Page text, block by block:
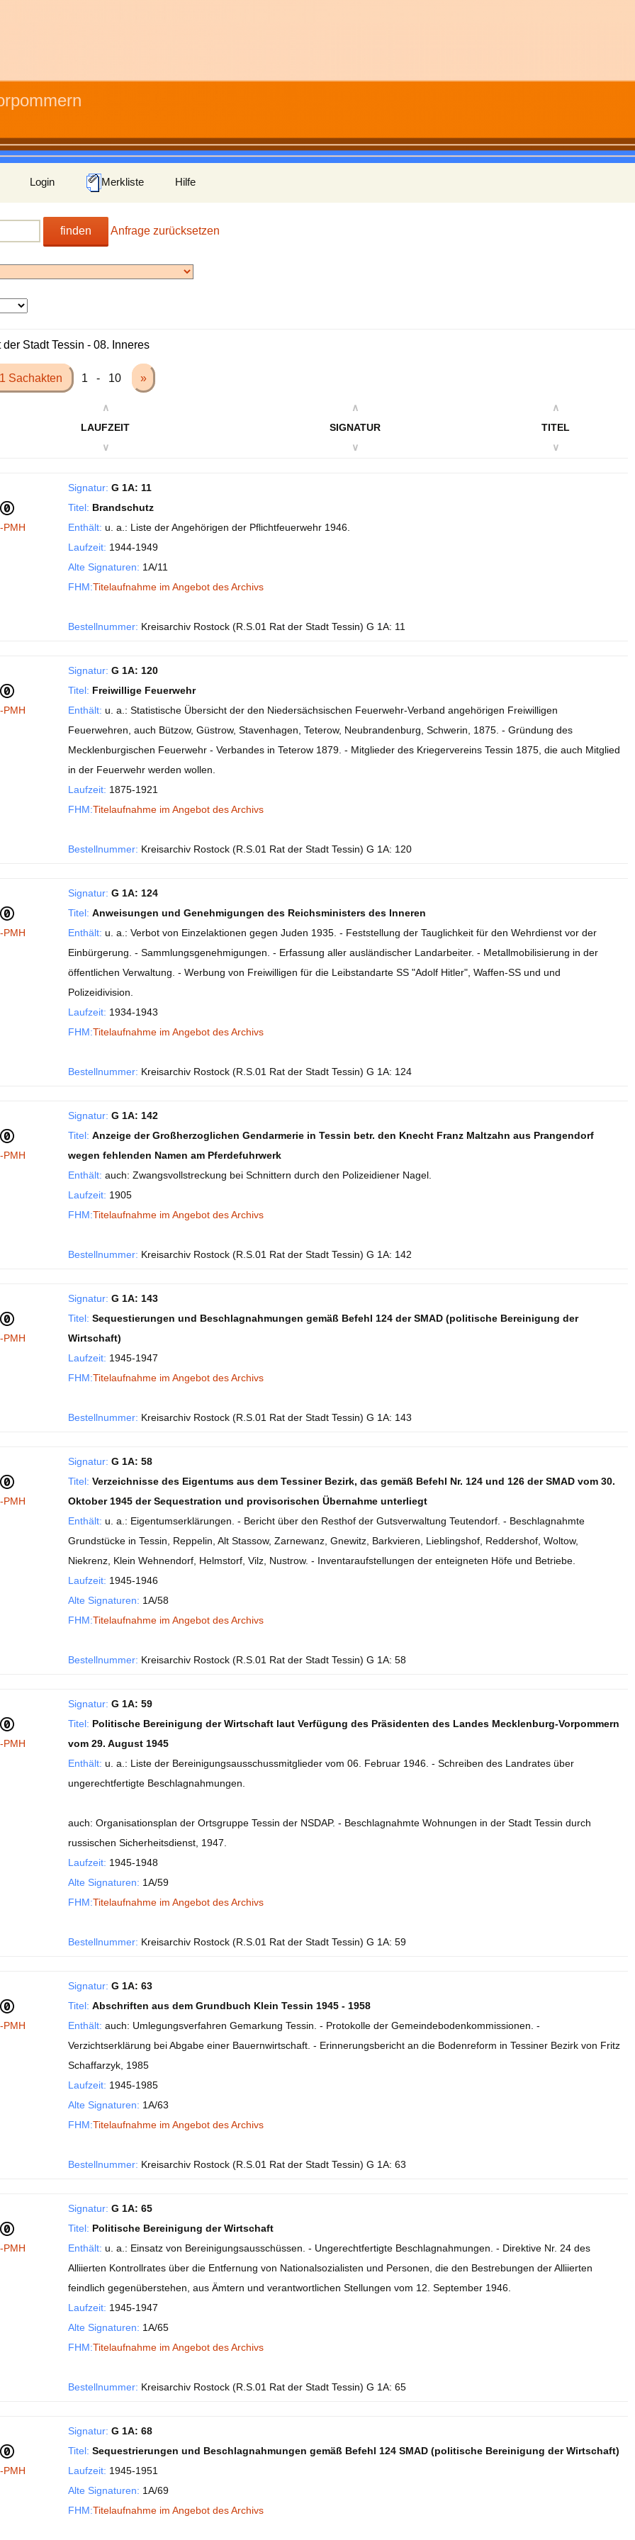
Login Merkliste Hilfe
finden Anfrage zurücksetzen
der Stadt Tessin - 08. Inneres
Sachakten 1 - 10 »
∧
LAUFZEIT
∨
∧
SIGNATUR
∨
∧
TITEL
∨
PMH
Signatur: G 1A: 11
Titel: Brandschutz
Enthält: u. a.: Liste der Angehörigen der Pflichtfeuerwehr 1946.
Laufzeit: 1944-1949
Alte Signaturen: 1A/11
FHM:Titelaufnahme im Angebot des Archivs
Bestellnummer: Kreisarchiv Rostock (R.S.01 Rat der Stadt Tessin) G 1A: 11
PMH
Signatur: G 1A: 120
Titel: Freiwillige Feuerwehr
Enthält: u. a.: Statistische Übersicht der den Niedersächsischen Feuerwehr-Verband angehörigen Freiwilligen
Feuerwehren, auch Bützow, Güstrow, Stavenhagen, Teterow, Neubrandenburg, Schwerin, 1875. - Gründung des
Mecklenburgischen Feuerwehr - Verbandes in Teterow 1879. - Mitglieder des Kriegervereins Tessin 1875, die auch Mitglied
in der Feuerwehr werden wollen.
Laufzeit: 1875-1921
FHM:Titelaufnahme im Angebot des Archivs
Bestellnummer: Kreisarchiv Rostock (R.S.01 Rat der Stadt Tessin) G 1A: 120
PMH
Signatur: G 1A: 124
Titel: Anweisungen und Genehmigungen des Reichsministers des Inneren
Enthält: u. a.: Verbot von Einzelaktionen gegen Juden 1935. - Feststellung der Tauglichkeit für den Wehrdienst vor der
Einbürgerung. - Sammlungsgenehmigungen. - Erfassung aller ausländischer Landarbeiter. - Metallmobilisierung in der
öffentlichen Verwaltung. - Werbung von Freiwilligen für die Leibstandarte SS "Adolf Hitler", Waffen-SS und und
Polizeidivision.
Laufzeit: 1934-1943
FHM:Titelaufnahme im Angebot des Archivs
Bestellnummer: Kreisarchiv Rostock (R.S.01 Rat der Stadt Tessin) G 1A: 124
PMH
Signatur: G 1A: 142
Titel: Anzeige der Großherzoglichen Gendarmerie in Tessin betr. den Knecht Franz Maltzahn aus Prangendorf
wegen fehlenden Namen am Pferdefuhrwerk
Enthält: auch: Zwangsvollstreckung bei Schnittern durch den Polizeidiener Nagel.
Laufzeit: 1905
FHM:Titelaufnahme im Angebot des Archivs
Bestellnummer: Kreisarchiv Rostock (R.S.01 Rat der Stadt Tessin) G 1A: 142
PMH
Signatur: G 1A: 143
Titel: Sequestierungen und Beschlagnahmungen gemäß Befehl 124 der SMAD (politische Bereinigung der
Wirtschaft)
Laufzeit: 1945-1947
FHM:Titelaufnahme im Angebot des Archivs
Bestellnummer: Kreisarchiv Rostock (R.S.01 Rat der Stadt Tessin) G 1A: 143
PMH
Signatur: G 1A: 58
Titel: Verzeichnisse des Eigentums aus dem Tessiner Bezirk, das gemäß Befehl Nr. 124 und 126 der SMAD vom 30.
Oktober 1945 der Sequestration und provisorischen Übernahme unterliegt
Enthält: u. a.: Eigentumserklärungen. - Bericht über den Resthof der Gutsverwaltung Teutendorf. - Beschlagnahmte
Grundstücke in Tessin, Reppelin, Alt Stassow, Zarnewanz, Gnewitz, Barkvieren, Lieblingshof, Reddershof, Woltow,
Niekrenz, Klein Wehnendorf, Helmstorf, Vilz, Nustrow. - Inventaraufstellungen der enteigneten Höfe und Betriebe.
Laufzeit: 1945-1946
Alte Signaturen: 1A/58
FHM:Titelaufnahme im Angebot des Archivs
Bestellnummer: Kreisarchiv Rostock (R.S.01 Rat der Stadt Tessin) G 1A: 58
PMH
Signatur: G 1A: 59
Titel: Politische Bereinigung der Wirtschaft laut Verfügung des Präsidenten des Landes Mecklenburg-Vorpommern
vom 29. August 1945
Enthält: u. a.: Liste der Bereinigungsausschussmitglieder vom 06. Februar 1946. - Schreiben des Landrates über
ungerechtfertigte Beschlagnahmungen.
auch: Organisationsplan der Ortsgruppe Tessin der NSDAP. - Beschlagnahmte Wohnungen in der Stadt Tessin durch
russischen Sicherheitsdienst, 1947.
Laufzeit: 1945-1948
Alte Signaturen: 1A/59
FHM:Titelaufnahme im Angebot des Archivs
Bestellnummer: Kreisarchiv Rostock (R.S.01 Rat der Stadt Tessin) G 1A: 59
PMH
Signatur: G 1A: 63
Titel: Abschriften aus dem Grundbuch Klein Tessin 1945 - 1958
Enthält: auch: Umlegungsverfahren Gemarkung Tessin. - Protokolle der Gemeindebodenkommissionen. -
Verzichtserklärung bei Abgabe einer Bauernwirtschaft. - Erinnerungsbericht an die Bodenreform in Tessiner Bezirk von Fritz
Schaffarzyk, 1985
Laufzeit: 1945-1985
Alte Signaturen: 1A/63
FHM:Titelaufnahme im Angebot des Archivs
Bestellnummer: Kreisarchiv Rostock (R.S.01 Rat der Stadt Tessin) G 1A: 63
PMH
Signatur: G 1A: 65
Titel: Politische Bereinigung der Wirtschaft
Enthält: u. a.: Einsatz von Bereinigungsausschüssen. - Ungerechtfertigte Beschlagnahmungen. - Direktive Nr. 24 des
Alliierten Kontrollrates über die Entfernung von Nationalsozialisten und Personen, die den Bestrebungen der Alliierten
feindlich gegenüberstehen, aus Ämtern und verantwortlichen Stellungen vom 12. September 1946.
Laufzeit: 1945-1947
Alte Signaturen: 1A/65
FHM:Titelaufnahme im Angebot des Archivs
Bestellnummer: Kreisarchiv Rostock (R.S.01 Rat der Stadt Tessin) G 1A: 65
PMH
Signatur: G 1A: 68
Titel: Sequestrierungen und Beschlagnahmungen gemäß Befehl 124 SMAD (politische Bereinigung der Wirtschaft)
Laufzeit: 1945-1951
Alte Signaturen: 1A/69
FHM:Titelaufnahme im Angebot des Archivs